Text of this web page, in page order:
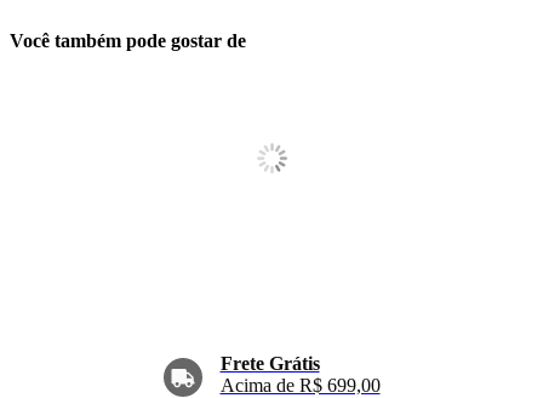
Você também pode gostar de
Frete Grátis
Acima de R$ 699,00